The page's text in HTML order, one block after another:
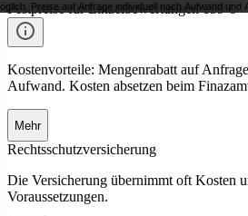
Festpreise für Einzelbewertungen 159 €
Preise auf Anfrage individuell nach Aufwand und
Kostenvorteile: Mengenrabatt auf
Aufwand. Kosten absetzen beim
Mehr
Rechtsschutzversicherung
Die Versicherung übernimmt oft Kosten
Voraussetzungen.